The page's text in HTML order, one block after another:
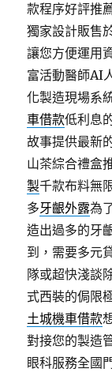
款程序好評推
獨家設計販售
讓您方便運用
富活動醫師AI
化製造現場系
車借款低利息
故事提供最新
山茶綜合禮盒
製千款布料無
多牙齦外露為
造出過多的牙
到，需要多元
隊或超快淺談
式西裝的侷限
土城機車借款
對接您的製造
眼科服務全國